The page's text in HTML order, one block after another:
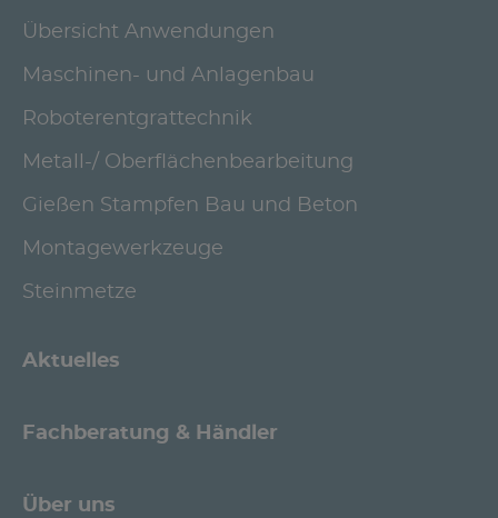
Übersicht Anwendungen
Maschinen- und Anlagenbau
Roboterentgrattechnik
Metall-/ Oberflächenbearbeitung
Gießen Stampfen Bau und Beton
Montagewerkzeuge
Steinmetze
Aktuelles
Fachberatung & Händler
Über uns